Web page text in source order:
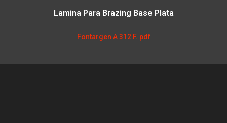
Lamina Para Brazing Base Plata
Fontargen A 312 F. pdf